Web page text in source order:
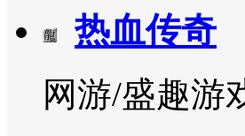
热血传奇
网游/盛趣游